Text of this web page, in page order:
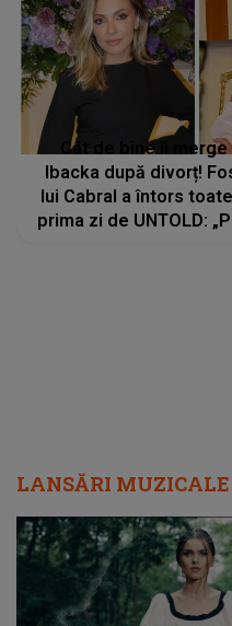
Cât de bine îi
Ibacka după divorț!
lui Cabral a întors
prima zi de UNTOLD:
LANSĂRI MUZICALE